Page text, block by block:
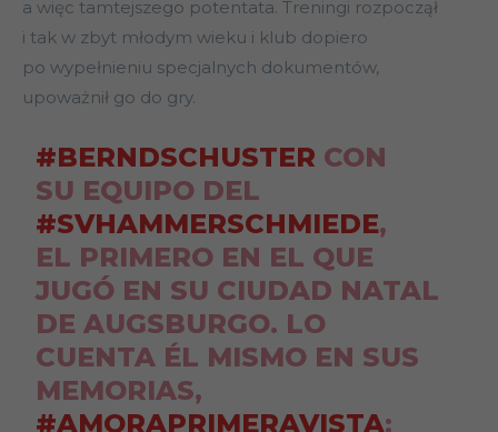
a więc tamtejszego potentata. Treningi rozpoczął
i tak w zbyt młodym wieku i klub dopiero
po wypełnieniu specjalnych dokumentów,
upoważnił go do gry.
#BERNDSCHUSTER CON
SU EQUIPO DEL
#SVHAMMERSCHMIEDE,
EL PRIMERO EN EL QUE
JUGÓ EN SU CIUDAD NATAL
DE AUGSBURGO. LO
CUENTA ÉL MISMO EN SUS
MEMORIAS,
#AMORAPRIMERAVISTA: